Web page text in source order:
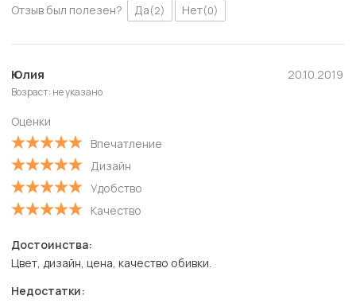
Отзыв был полезен? Да(2) Нет(0)
Юлия
Возраст: не указано
Оценки
Впечатление
Дизайн
Удобство
Качество
20.10.2019
Достоинства:
Цвет, дизайн, цена, качество обивки.
Недостатки: